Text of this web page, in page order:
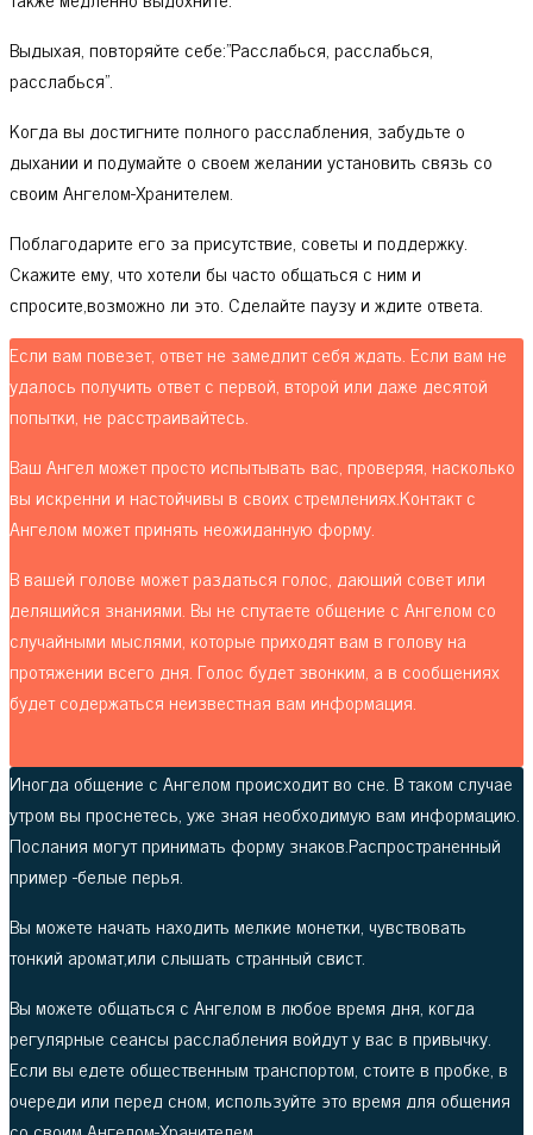
Выдыхая, повторяйте себе:"Расслабься, расслабься,
расслабься".
Когда вы достигните полного расслабления, забудьте о
дыхании и подумайте о своем желании установить связь со
своим Ангелом-Хранителем.
Поблагодарите его за присутствие, советы и поддержку.
Скажите ему, что хотели бы часто общаться с ним и
спросите,возможно ли это. Сделайте паузу и ждите ответа.
Если вам повезет, ответ не замедлит себя ждать. Если вам не
удалось получить ответ с первой, второй или даже десятой
попытки, не расстраивайтесь.
Ваш Ангел может просто испытывать вас, проверяя, насколько
вы искренни и настойчивы в своих стремлениях.Контакт с
Ангелом может принять неожиданную форму.
В вашей голове может раздаться голос, дающий совет или
делящийся знаниями. Вы не спутаете общение с Ангелом со
случайными мыслями, которые приходят вам в голову на
протяжении всего дня. Голос будет звонким, а в сообщениях
будет содержаться неизвестная вам информация.
Иногда общение с Ангелом происходит во сне. В таком случае
утром вы проснетесь, уже зная необходимую вам информацию.
Послания могут принимать форму знаков.Распространенный
пример -белые перья.
Вы можете начать находить мелкие монетки, чувствовать
тонкий аромат,или слышать странный свист.
Вы можете общаться с Ангелом в любое время дня, когда
регулярные сеансы расслабления войдут у вас в привычку.
Если вы едете общественным транспортом, стоите в пробке, в
очереди или перед сном, используйте это время для общения